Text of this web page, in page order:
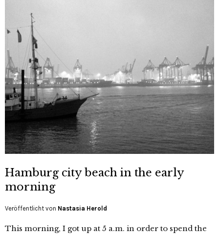
Hamburg city beach in the early
morning
Veröffentlicht von Nastasia Herold
This morning, I got up at 5 a.m. in order to spend the